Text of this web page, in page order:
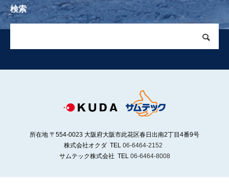
検索
所在地 〒554-0023 大阪府大阪市此花区春日出南2丁目4番9号
株式会社オクダ TEL 06-6464-2152
サムテック株式会社 TEL 06-6464-8008